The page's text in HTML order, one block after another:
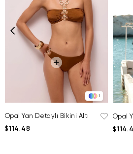
1
Opal Yan Detaylı Bikini Altı
$114.48
Opal